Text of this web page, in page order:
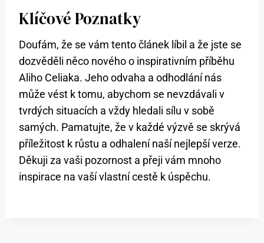
Klíčové Poznatky
Doufám, že se vám tento článek líbil a že jste se
dozvěděli něco nového o inspirativním příběhu
Aliho Celiaka. Jeho odvaha a odhodlání nás
může vést k tomu, abychom se nevzdávali v
tvrdých situacích a vždy hledali sílu v sobě
samých. Pamatujte, že v každé výzvě se skrývá
příležitost k růstu a odhalení naší nejlepší verze.
Děkuji za vaši pozornost a přeji vám mnoho
inspirace na vaší vlastní cestě k úspěchu.